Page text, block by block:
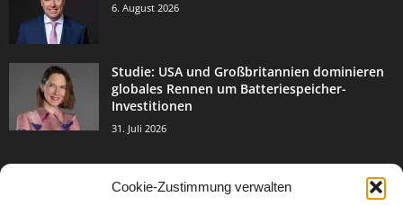
Cookie-Zustimmung verwalten
6. August 2026
Studie: USA und Großbritannien dominieren
globales Rennen um Batteriespeicher-
Investitionen
31. Juli 2026